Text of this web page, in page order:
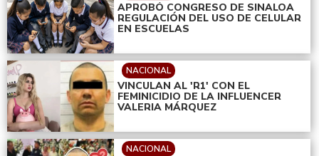
APROBÓ CONGRESO DE SINALOA
REGULACIÓN DEL USO DE CELULAR
EN ESCUELAS
NACIONAL
VINCULAN AL 'R1' CON EL
FEMINICIDIO DE LA INFLUENCER
VALERIA MÁRQUEZ
NACIONAL